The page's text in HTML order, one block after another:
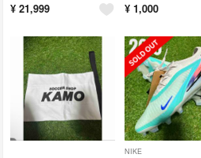
¥ 21,999 ¥ 1,000
NIKE